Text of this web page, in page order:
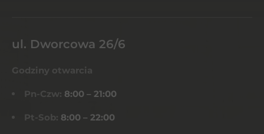
ul. Dworcowa 26/6
Godziny otwarcia
Pn-Czw: 8:00 – 21:00
Pt-Sob: 8:00 – 22:00